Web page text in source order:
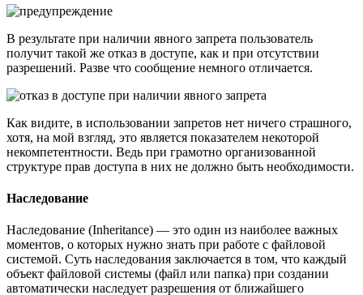
В результате при наличии явного запрета пользователь
получит такой же отказ в доступе, как и при отсутствии
разрешений. Разве что сообщение немного отличается.
Как видите, в использовании запретов нет ничего страшного,
хотя, на мой взгляд, это является показателем некоторой
некомпетентности. Ведь при грамотно организованной
структуре прав доступа в них не должно быть необходимости.
Наследование
Наследование (Inheritance) — это один из наиболее важных
моментов, о которых нужно знать при работе с файловой
системой. Суть наследования заключается в том, что каждый
объект файловой системы (файл или папка) при создании
автоматически наследует разрешения от ближайшего